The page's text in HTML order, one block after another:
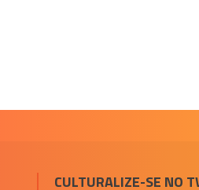
CULTURALIZE-SE NO